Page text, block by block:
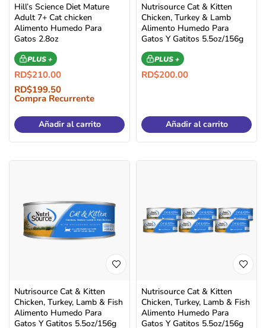
Hill’s Science Diet Mature
Adult 7+ Cat chicken
Alimento Humedo Para
Gatos 2.8oz
PLUS +
RD$210.00
RD$199.50
Compra Recurrente
Añadir al carrito
Nutrisource Cat & Kitten
Chicken, Turkey & Lamb
Alimento Humedo Para
Gatos Y Gatitos 5.5oz/156g
PLUS +
RD$200.00
Añadir al carrito
Nutrisource Cat & Kitten
Chicken, Turkey, Lamb & Fish
Alimento Humedo Para
Gatos Y Gatitos 5.5oz/156g
Nutrisource Cat & Kitten
Chicken, Turkey, Lamb & Fish
Alimento Humedo Para
Gatos Y Gatitos 5.5oz/156g